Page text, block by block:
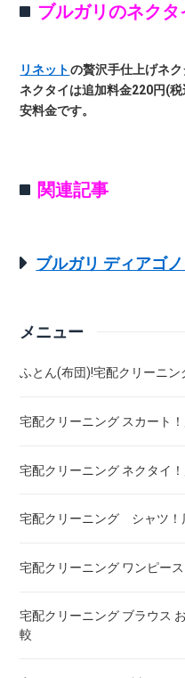
ブルガリのネク
リネット の贅沢手仕上げネ
ネクタイは追加料金220円(
安料金です。
関連記事
ブルガリ ディアゴ
メニュー
ふとん(布団)!宅配クリーニン
羽毛ふとん(布団)!宅配ク
こたつ布団 クリーニング !
布団クリーニング ! ダニ除
布団クリーニング 真空圧
宅配クリーニング スカート
宅配クリーニング ネクタイ
宅配クリーニング シャツ！
宅配クリーニング ワンピー
宅配クリーニング ブラウス
較